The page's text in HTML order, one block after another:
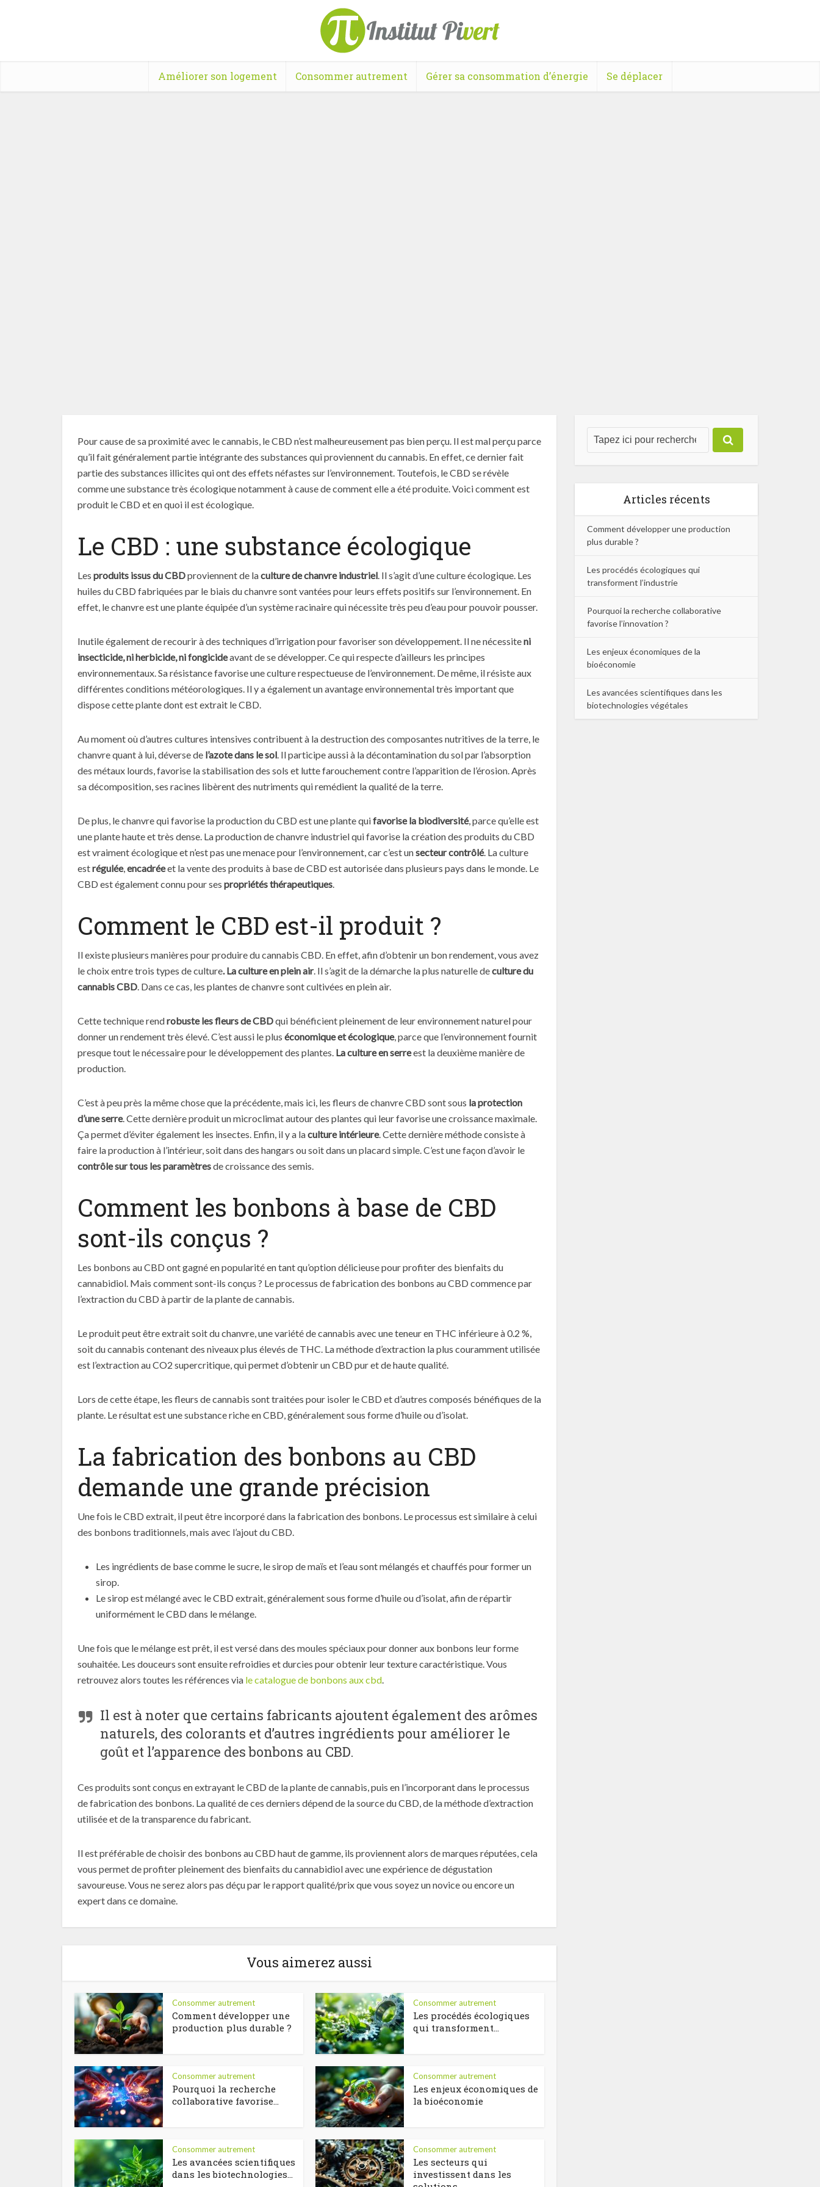
Améliorer son logement Consommer autrement Gérer sa consommation d’énergie Se déplacer
Pour cause de sa proximité avec le cannabis, le CBD n’est malheureusement pas bien perçu. Il est mal perçu parce
qu’il fait généralement partie intégrante des substances qui proviennent du cannabis. En effet, ce dernier fait
partie des substances illicites qui ont des effets néfastes sur l’environnement. Toutefois, le CBD se révèle
comme une substance très écologique notamment à cause de comment elle a été produite. Voici comment est
produit le CBD et en quoi il est écologique.
Le CBD : une substance écologique
Les produits issus du CBDproviennent de laculture de chanvre industriel. Il s’agit d’une culture écologique. Les
huiles du CBD fabriquées par le biais du chanvre sont vantées pour leurs effets positifs sur l’environnement. En
effet, le chanvre est une plante équipée d’un système racinaire qui nécessite très peu d’eau pour pouvoir pousser.
Inutile également de recourir à des techniques d’irrigation pour favoriser son développement. Il ne nécessiteni
insecticide, ni herbicide, ni fongicideavant de se développer. Ce qui respecte d’ailleurs les principes
environnementaux. Sa résistance favorise une culture respectueuse de l’environnement. De même, il résiste aux
différentes conditions météorologiques. Il y a également un avantage environnemental très important que
dispose cette plante dont est extrait le CBD.
Au moment où d’autres cultures intensives contribuent à la destruction des composantes nutritives de la terre, le
chanvre quant à lui, déverse de l’azote dans le sol. Il participe aussi à la décontamination du sol par l’absorption
des métaux lourds, favorise la stabilisation des sols et lutte farouchement contre l’apparition de l’érosion. Après
sa décomposition, ses racines libèrent des nutriments qui remédient la qualité de la terre.
De plus, le chanvre qui favorise la production du CBD est une plante quifavorise la biodiversité, parce qu’elle est
une plante haute et très dense. La production de chanvre industriel qui favorise la création des produits du CBD
est vraiment écologique et n’est pas une menace pour l’environnement, car c’est unsecteur contrôlé. La culture
estrégulée,encadréeet la vente des produits à base de CBD est autorisée dans plusieurs pays dans le monde. Le
CBD est également connu pour ses propriétés thérapeutiques.
Comment le CBD est-il produit ?
Il existe plusieurs manières pour produire du cannabis CBD. En effet, afin d’obtenir un bon rendement, vous avez
le choix entre trois types de culture. La culture en plein air. Il s’agit de la démarche la plus naturelle deculture du
cannabis CBD. Dans ce cas, les plantes de chanvre sont cultivées en plein air.
Cette technique rendrobuste les fleurs de CBDqui bénéficient pleinement de leur environnement naturel pour
donner un rendement très élevé. C’est aussi le plus économique et écologique, parce que l’environnement fournit
presque tout le nécessaire pour le développement des plantes. La culture en serreest la deuxième manière de
production.
C’est à peu près la même chose que la précédente, mais ici, les fleurs de chanvre CBD sont sous la protection
d’une serre. Cette dernière produit un microclimat autour des plantes qui leur favorise une croissance maximale.
Ça permet d’éviter également les insectes. Enfin, il y a laculture intérieure. Cette dernière méthode consiste à
faire la production à l’intérieur, soit dans des hangars ou soit dans un placard simple. C’est une façon d’avoir le
contrôle sur tous les paramètresde croissance des semis.
Comment les bonbons à base de CBD
sont-ils conçus ?
Les bonbons au CBD ont gagné en popularité en tant qu’option délicieuse pour profiter des bienfaits du
cannabidiol. Mais comment sont-ils conçus ? Le processus de fabrication des bonbons au CBD commence par
l’extraction du CBD à partir de la plante de cannabis.
Le produit peut être extrait soit du chanvre, une variété de cannabis avec une teneur en THC inférieure à 0.2 %,
soit du cannabis contenant des niveaux plus élevés de THC. La méthode d’extraction la plus couramment utilisée
est l’extraction au CO2 supercritique, qui permet d’obtenir un CBD pur et de haute qualité.
Lors de cette étape, les fleurs de cannabis sont traitées pour isoler le CBD et d’autres composés bénéfiques de la
plante. Le résultat est une substance riche en CBD, généralement sous forme d’huile ou d’isolat.
La fabrication des bonbons au CBD
demande une grande précision
Une fois le CBD extrait, il peut être incorporé dans la fabrication des bonbons. Le processus est similaire à celui
des bonbons traditionnels, mais avec l’ajout du CBD.
Les ingrédients de base comme le sucre, le sirop de maïs et l’eau sont mélangés et chauffés pour former un
sirop.
Le sirop est mélangé avec le CBD extrait, généralement sous forme d’huile ou d’isolat, afin de répartir
uniformément le CBD dans le mélange.
Une fois que le mélange est prêt, il est versé dans des moules spéciaux pour donner aux bonbons leur forme
souhaitée. Les douceurs sont ensuite refroidies et durcies pour obtenir leur texture caractéristique. Vous
retrouvez alors toutes les références via le catalogue de bonbons aux cbd.
Il est à noter que certains fabricants ajoutent également des arômes
naturels, des colorants et d’autres ingrédients pour améliorer le
goût et l’apparence des bonbons au CBD.
Ces produits sont conçus en extrayant le CBD de la plante de cannabis, puis en l’incorporant dans le processus
de fabrication des bonbons. La qualité de ces derniers dépend de la source du CBD, de la méthode d’extraction
utilisée et de la transparence du fabricant.
Il est préférable de choisir des bonbons au CBD haut de gamme, ils proviennent alors de marques réputées, cela
vous permet de profiter pleinement des bienfaits du cannabidiol avec une expérience de dégustation
savoureuse. Vous ne serez alors pas déçu par le rapport qualité/prix que vous soyez un novice ou encore un
expert dans ce domaine.
Vous aimerez aussi
Consommer autrement
Comment développer une
production plus durable ?
Consommer autrement
Les procédés écologiques
qui transforment...
Consommer autrement
Pourquoi la recherche
collaborative favorise...
Consommer autrement
Les enjeux économiques de
la bioéconomie
Consommer autrement
Les avancées scientifiques
dans les biotechnologies...
Consommer autrement
Les secteurs qui
investissent dans les
Articles récents
Comment développer une production
plus durable ?
Les procédés écologiques qui
transforment l’industrie
Pourquoi la recherche collaborative
favorise l’innovation ?
Les enjeux économiques de la
bioéconomie
Les avancées scientifiques dans les
biotechnologies végétales